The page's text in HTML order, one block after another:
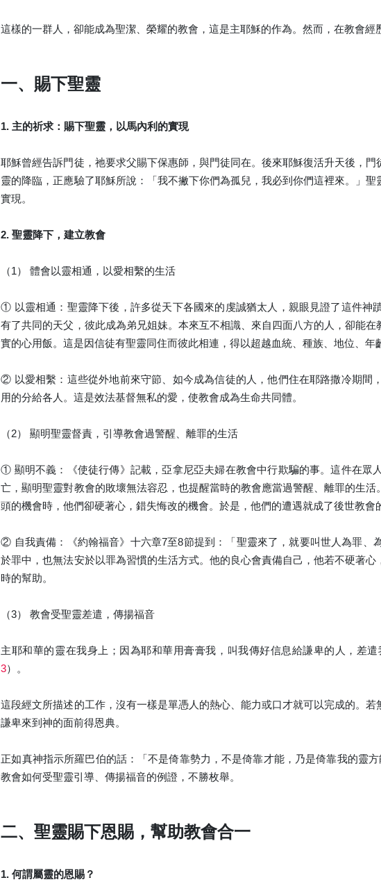
這樣的一群人，卻能成為聖潔、榮耀的教會，這是主耶穌的作為。然而，在教會
一、賜下聖靈
1. 主的祈求：賜下聖靈，以馬內利的實現
耶穌曾經告訴門徒，祂要求父賜下保惠師，與門徒同在。後來耶穌復活升天後，
靈的降臨，正應驗了耶穌所說：「我不撇下你們為孤兒，我必到你們這裡來。」
實現。
2. 聖靈降下，建立教會
（1） 體會以靈相通，以愛相繫的生活
① 以靈相通：聖靈降下後，許多從天下各國來的虔誠猶太人，親眼見證了這件神
有了共同的天父，彼此成為弟兄姐妹。本來互不相識、來自四面八方的人，卻能
實的心用飯。這是因信徒有聖靈同住而彼此相連，得以超越血統、種族、地位、年
② 以愛相繫：這些從外地前來守節、如今成為信徒的人，他們住在耶路撒冷期間
用的分給各人。這是效法基督無私的愛，使教會成為生命共同體。
（2） 顯明聖靈督責，引導教會過警醒、離罪的生活
① 顯明不義：《使徒行傳》記載，亞拿尼亞夫婦在教會中行欺騙的事。這件在眾
亡，顯明聖靈對教會的敗壞無法容忍，也提醒當時的教會應當過警醒、離罪的生
頭的機會時，他們卻硬著心，錯失悔改的機會。於是，他們的遭遇就成了後世教會
② 自我責備：《約翰福音》十六章7至8節提到：「聖靈來了，就要叫世人為罪
於罪中，也無法安於以罪為習慣的生活方式。他的良心會責備自己，他若不硬著
時的幫助。
（3） 教會受聖靈差遣，傳揚福音
主耶和華的靈在我身上；因為耶和華用膏膏我，叫我傳好信息給謙卑的人，
3）。
這段經文所描述的工作，沒有一樣是單憑人的熱心、能力或口才就可以完成的。
謙卑來到神的面前得恩典。
正如真神指示所羅巴伯的話：「不是倚靠勢力，不是倚靠才能，乃是倚靠我的靈方
教會如何受聖靈引導、傳揚福音的例證，不勝枚舉。
二、聖靈賜下恩賜，幫助教會合一
1. 何謂屬靈的恩賜？